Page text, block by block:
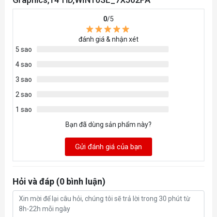
0/5
đánh giá & nhận xét
5 sao
4 sao
3 sao
2 sao
1 sao
Bạn đã dùng sản phẩm này?
Gửi đánh giá của bạn
Hỏi và đáp (0 bình luận)